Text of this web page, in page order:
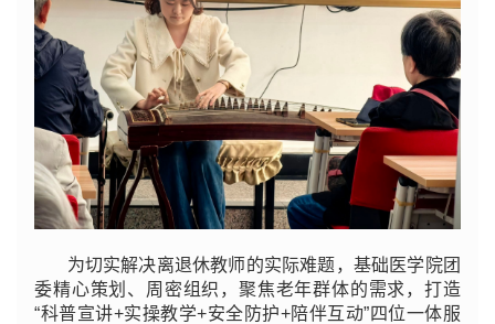
为切实解决离退休教师的实际难题，基础医学院团
委精心策划、周密组织，聚焦老年群体的需求，打造
“科普宣讲+实操教学+安全防护+陪伴互动”四位一体服